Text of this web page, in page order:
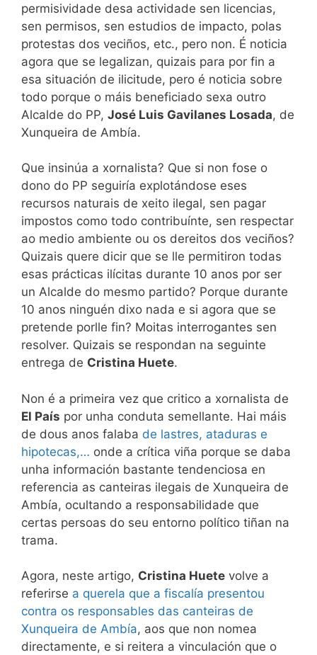
permisividade desa actividade sen licencias,
sen permisos, sen estudios de impacto, polas
protestas dos veciños, etc., pero non. É noticia
agora que se legalizan, quizais para por fin a
esa situación de ilicitude, pero é noticia sobre
todo porque o máis beneficiado sexa outro
Alcalde do PP, José Luis Gavilanes Losada, de
Xunqueira de Ambía.
Que insinúa a xornalista? Que si non fose o
dono do PP seguiría explotándose eses
recursos naturais de xeito ilegal, sen pagar
impostos como todo contribuínte, sen respectar
ao medio ambiente ou os dereitos dos veciños?
Quizais quere dicir que se lle permitiron todas
esas prácticas ilícitas durante 10 anos por ser
un Alcalde do mesmo partido? Porque durante
10 anos ninguén dixo nada e si agora que se
pretende porlle fin? Moitas interrogantes sen
resolver. Quizais se respondan na seguinte
entrega de Cristina Huete.
Non é a primeira vez que critico a xornalista de
El País por unha conduta semellante. Hai máis
de dous anos falaba de lastres, ataduras e
hipotecas,… onde a crítica viña porque se daba
unha información bastante tendenciosa en
referencia as canteiras ilegais de Xunqueira de
Ambía, ocultando a responsabilidade que
certas persoas do seu entorno político tiñan na
trama.
Agora, neste artigo, Cristina Huete volve a
referirse a querela que a fiscalía presentou
contra os responsables das canteiras de
Xunqueira de Ambía, aos que non nomea
directamente, e si reitera a vinculación que o